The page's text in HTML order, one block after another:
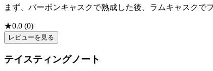
まず、バーボンキャスクで熟成した後、ラムキャスクで
★0.0 (0)
レビューを見る
テイスティングノート